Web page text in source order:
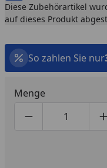
Diese Zubehörartikel
auf dieses Produkt
So zahlen Sie nur
Menge
Produktmenge